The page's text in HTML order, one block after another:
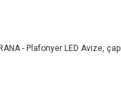
- Plafonyer LED Avize,